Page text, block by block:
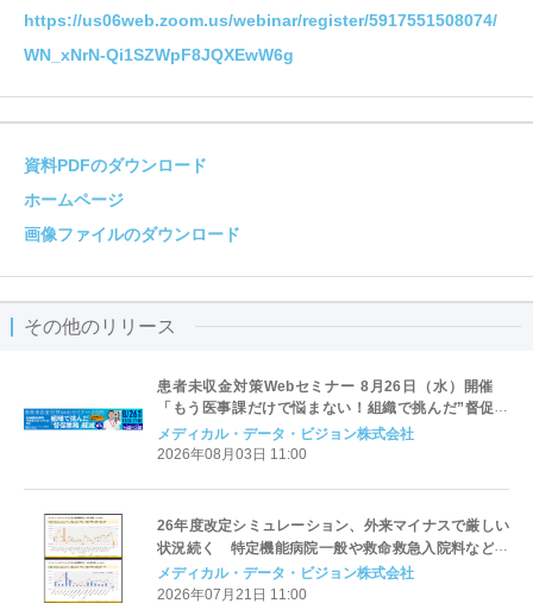
https://us06web.zoom.us/webinar/register/5917551508074/
WN_xNrN-Qi1SZWpF8JQXEwW6g
資料PDFのダウンロード
ホームページ
画像ファイルのダウンロード
その他のリリース
患者未収金対策Webセミナー 8月26日（水）開催
「もう医事課だけで悩まない！組織で挑んだ”督促業
務“軽減」～名古屋掖済会病院「未収金プロジェクト」
に学ぶ～
メディカル・データ・ビジョン株式会社
2026年08月03日 11:00
26年度改定シミュレーション、外来マイナスで厳しい
状況続く 特定機能病院一般や救命救急入院料などが
増加
メディカル・データ・ビジョン株式会社
2026年07月21日 11:00